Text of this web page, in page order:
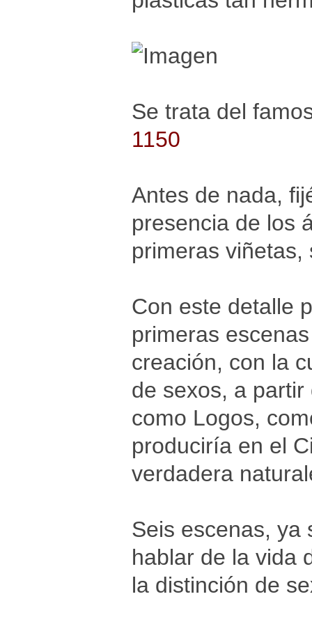
Se trata del
1150
Antes de nada,
presencia de los
primeras
Con este detalle
primeras
creación, con la
de sexos, a
como Logos,
produciría en el
verdadera
Seis escenas, ya
hablar de la vida
la distinción de